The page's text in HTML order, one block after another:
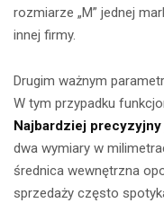
rozmiarze „M” jednej
innej firmy.
Drugim ważnym
W tym przypadku
Najbardziej precyzyjny
dwa wymiary w
średnica wewnętrzna
sprzedaży często